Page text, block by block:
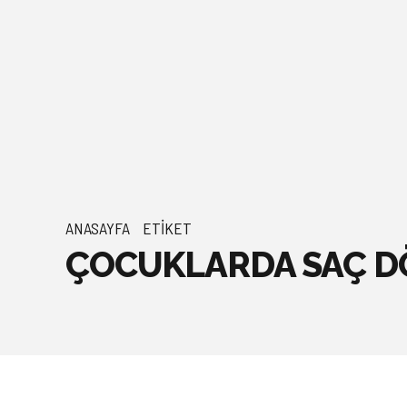
ANASAYFA ETIKET
ÇOCUKLARDA SAÇ